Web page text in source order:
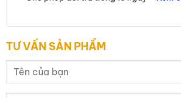
TƯ VẤN SẢN PHẨM